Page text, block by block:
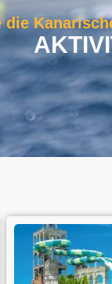
die